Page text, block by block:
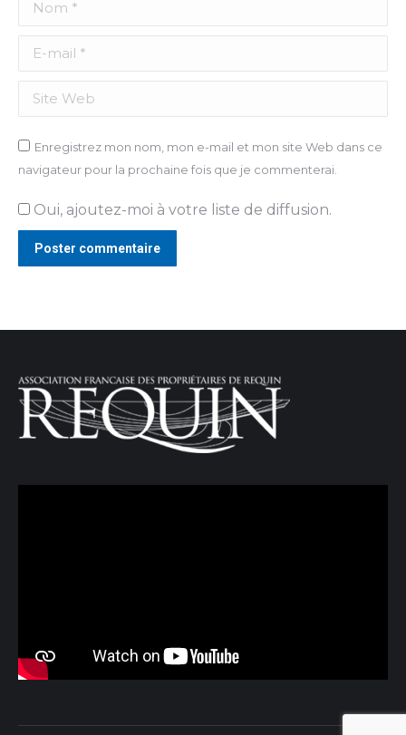
E-mail *
Site Web
Enregistrez mon nom, mon e-mail et mon site Web dans ce
navigateur pour la prochaine fois que je commenterai.
Oui, ajoutez-moi à votre liste de diffusion.
Poster commentaire